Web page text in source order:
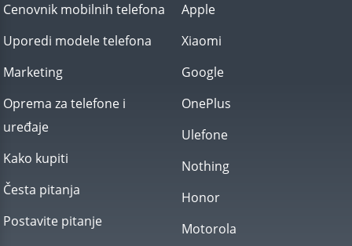
Cenovnik mobilnih telefona
Uporedi modele telefona
Marketing
Oprema za telefone i
uređaje
Kako kupiti
Česta pitanja
Postavite pitanje
Apple
Xiaomi
Google
OnePlus
Ulefone
Nothing
Honor
Motorola